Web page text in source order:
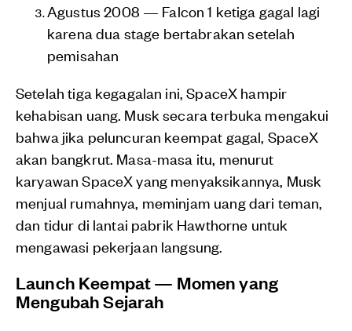
Agustus 2008 — Falcon 1 ketiga gagal lagi
karena dua stage bertabrakan setelah
pemisahan
Setelah tiga kegagalan ini, SpaceX hampir
kehabisan uang. Musk secara terbuka mengakui
bahwa jika peluncuran keempat gagal, SpaceX
akan bangkrut. Masa-masa itu, menurut
karyawan SpaceX yang menyaksikannya, Musk
menjual rumahnya, meminjam uang dari teman,
dan tidur di lantai pabrik Hawthorne untuk
mengawasi pekerjaan langsung.
Launch Keempat — Momen yang
Mengubah Sejarah